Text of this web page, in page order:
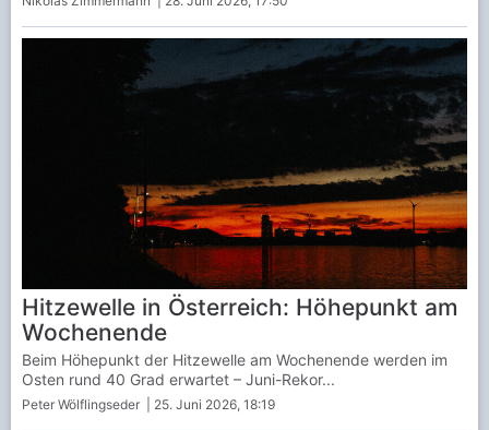
Hitzewelle in Österreich: Höhepunkt am
Wochenende
Peter Wölflingseder | 25. Juni 2026, 18:19
Beim Höhepunkt der Hitzewelle am Wochenende werden im
Osten rund 40 Grad erwartet – Juni-Rekor...